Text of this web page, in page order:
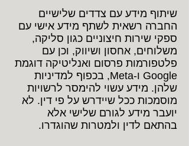
שיתוף מידע עם צדדים שלישיים
החברה רשאית לשתף מידע אישי עם
ספקי שירות חיצוניים כגון סליקה,
משלוחים, אחסון ושיווק, וכן עם
פלטפורמות פרסום ואנליטיקה דוגמת
Google ו-Meta, בכפוף למדיניות
שלהן. מידע עשוי להימסר לרשויות
מוסמכות ככל שיידרש על פי דין. לא
יועבר מידע לגורם שלישי אלא
בהתאם לדין ולמטרות שהוגדרו.